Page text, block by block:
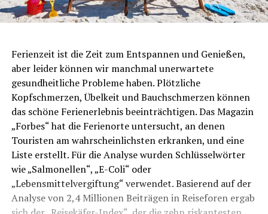
Ferienzeit ist die Zeit zum Entspannen und Genießen,
aber leider können wir manchmal unerwartete
gesundheitliche Probleme haben. Plötzliche
Kopfschmerzen, Übelkeit und Bauchschmerzen können
das schöne Ferienerlebnis beeinträchtigen. Das Magazin
„Forbes“ hat die Ferienorte untersucht, an denen
Touristen am wahrscheinlichsten erkranken, und eine
Liste erstellt. Für die Analyse wurden Schlüsselwörter
wie „Salmonellen“, „E-Coli“ oder
„Lebensmittelvergiftung“ verwendet. Basierend auf der
Analyse von 2,4 Millionen Beiträgen in Reiseforen ergab